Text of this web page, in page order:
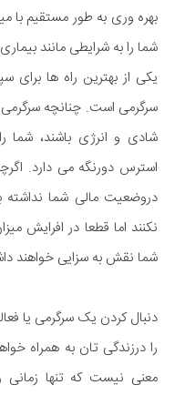
بهره وری به طور مستقیم با
شما را به شرایطی مانند
یکی از بهترین راه ها
سرگرمی است. چنانچه سرگرمی
شادی و انرژی باشند، شما
استرس دورنگه می دارد.
دروضعیت مالی شما نداشته
نکنند اما قطعا در افرایش
شما نقش به سزایی خواهند
دنبال کردن یک سرگرمی یا
را درزندگی تان به همراه
معنی نیست که تنها